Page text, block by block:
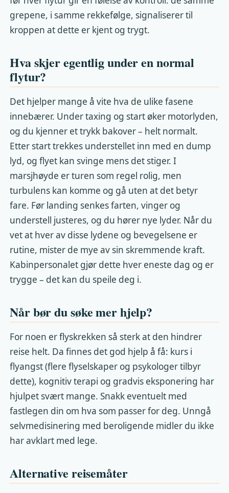
grepene, i samme rekkefølge, signaliserer til
kroppen at dette er kjent og trygt.
Hva skjer egentlig under en normal
flytur?
Det hjelper mange å vite hva de ulike fasene
innebærer. Under taxing og start øker motorlyden,
og du kjenner et trykk bakover – helt normalt.
Etter start trekkes understellet inn med en dump
lyd, og flyet kan svinge mens det stiger. I
marsjhøyde er turen som regel rolig, men
turbulens kan komme og gå uten at det betyr
fare. Før landing senkes farten, vinger og
understell justeres, og du hører nye lyder. Når du
vet at hver av disse lydene og bevegelsene er
rutine, mister de mye av sin skremmende kraft.
Kabinpersonalet gjør dette hver eneste dag og er
trygge – det kan du speile deg i.
Når bør du søke mer hjelp?
For noen er flyskrekken så sterk at den hindrer
reise helt. Da finnes det god hjelp å få: kurs i
flyangst (flere flyselskaper og psykologer tilbyr
dette), kognitiv terapi og gradvis eksponering har
hjulpet svært mange. Snakk eventuelt med
fastlegen din om hva som passer for deg. Unngå
selvmedisinering med beroligende midler du ikke
har avklart med lege.
Alternative reisemåter